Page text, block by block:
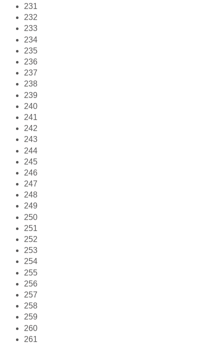
231
232
233
234
235
236
237
238
239
240
241
242
243
244
245
246
247
248
249
250
251
252
253
254
255
256
257
258
259
260
261